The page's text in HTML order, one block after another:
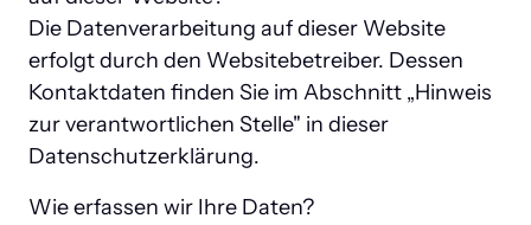
Die Datenverarbeitung auf dieser Website
erfolgt durch den Websitebetreiber. Dessen
Kontaktdaten finden Sie im Abschnitt „Hinweis
zur verantwortlichen Stelle" in dieser
Datenschutzerklärung.
Wie erfassen wir Ihre Daten?